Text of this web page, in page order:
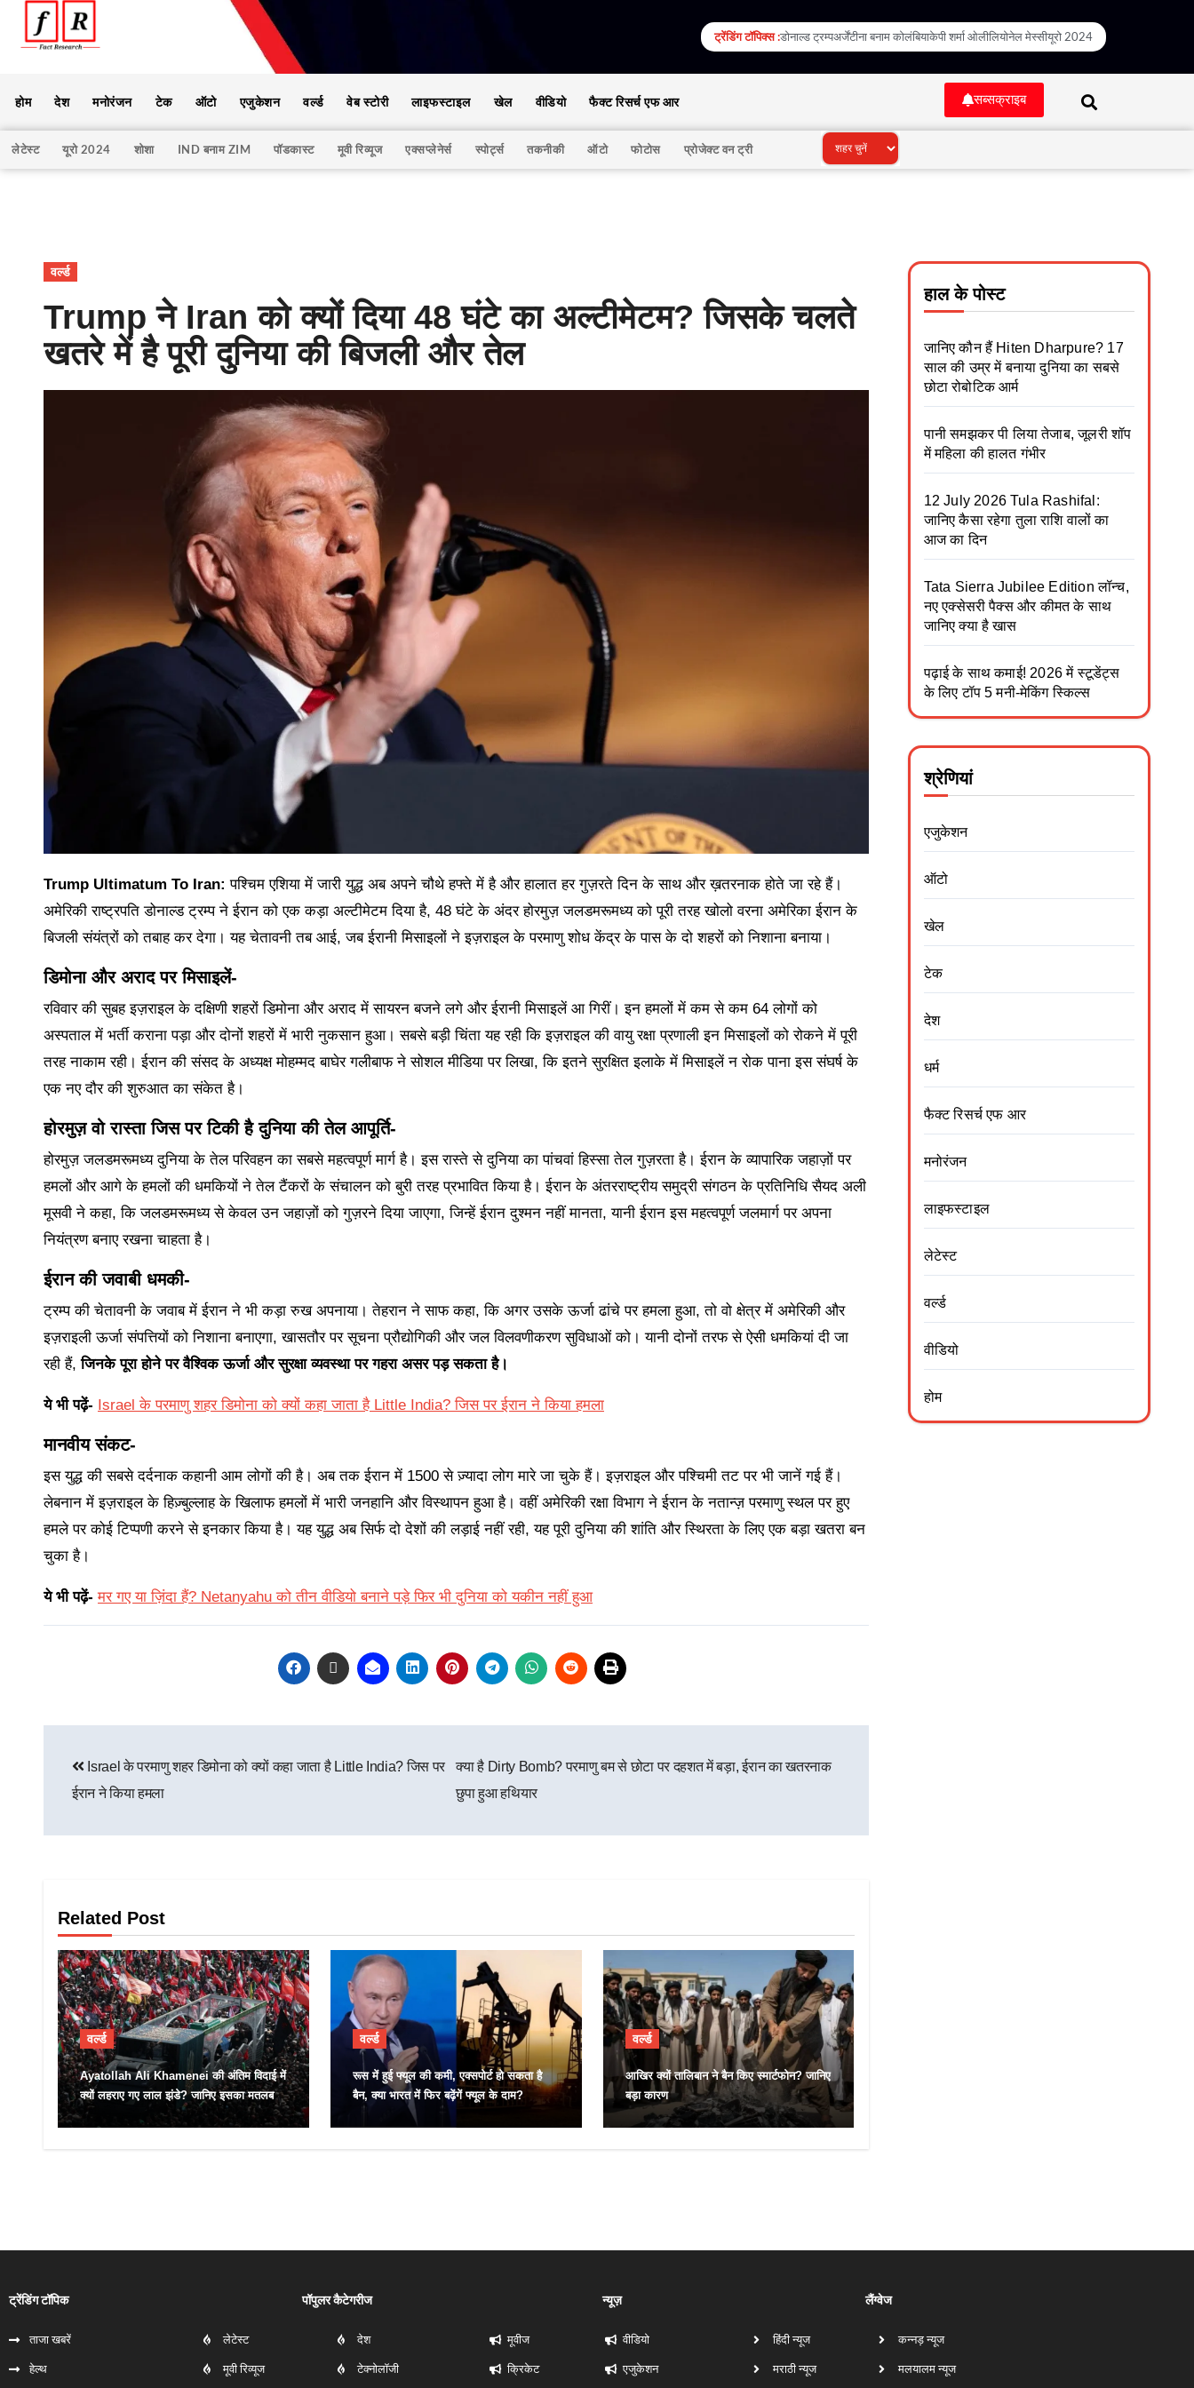
ट्रेंडिंग टॉपिक्स :डोनाल्ड ट्रम्पअर्जेंटीना बनाम कोलंबियाकेपी शर्मा ओलीलियोनेल मेस्सीयूरो 2024
होम देश मनोरंजन टेक ऑटो एजुकेशन वर्ल्ड वेब स्टोरी लाइफस्टाइल खेल वीडियो फैक्ट रिसर्च एफ आर सब्सक्राइब
लेटेस्ट यूरो 2024 शोशा IND बनाम ZIM पॉडकास्ट मूवी रिव्यूज एक्सप्लेनेर्स स्पोर्ट्स तकनीकी ऑटो फोटोस प्रोजेक्ट वन ट्री
वर्ल्ड
Trump ने Iran को क्यों दिया 48 घंटे का अल्टीमेटम? जिसके चलते
खतरे में है पूरी दुनिया की बिजली और तेल
Trump Ultimatum To Iran: पश्चिम एशिया में जारी युद्ध अब अपने चौथे हफ्ते में है और हालात हर गुज़रते दिन के साथ और ख़तरनाक होते जा रहे हैं।
अमेरिकी राष्ट्रपति डोनाल्ड ट्रम्प ने ईरान को एक कड़ा अल्टीमेटम दिया है, 48 घंटे के अंदर होरमुज़ जलडमरूमध्य को पूरी तरह खोलो वरना अमेरिका ईरान के
बिजली संयंत्रों को तबाह कर देगा। यह चेतावनी तब आई, जब ईरानी मिसाइलों ने इज़राइल के परमाणु शोध केंद्र के पास के दो शहरों को निशाना बनाया।
डिमोना और अराद पर मिसाइलें-
रविवार की सुबह इज़राइल के दक्षिणी शहरों डिमोना और अराद में सायरन बजने लगे और ईरानी मिसाइलें आ गिरीं। इन हमलों में कम से कम 64 लोगों को
अस्पताल में भर्ती कराना पड़ा और दोनों शहरों में भारी नुकसान हुआ। सबसे बड़ी चिंता यह रही कि इज़राइल की वायु रक्षा प्रणाली इन मिसाइलों को रोकने में पूरी
तरह नाकाम रही। ईरान की संसद के अध्यक्ष मोहम्मद बाघेर गलीबाफ ने सोशल मीडिया पर लिखा, कि इतने सुरक्षित इलाके में मिसाइलें न रोक पाना इस संघर्ष के
एक नए दौर की शुरुआत का संकेत है।
होरमुज़ वो रास्ता जिस पर टिकी है दुनिया की तेल आपूर्ति-
होरमुज़ जलडमरूमध्य दुनिया के तेल परिवहन का सबसे महत्वपूर्ण मार्ग है। इस रास्ते से दुनिया का पांचवां हिस्सा तेल गुज़रता है। ईरान के व्यापारिक जहाज़ों पर
हमलों और आगे के हमलों की धमकियों ने तेल टैंकरों के संचालन को बुरी तरह प्रभावित किया है। ईरान के अंतरराष्ट्रीय समुद्री संगठन के प्रतिनिधि सैयद अली
मूसवी ने कहा, कि जलडमरूमध्य से केवल उन जहाज़ों को गुज़रने दिया जाएगा, जिन्हें ईरान दुश्मन नहीं मानता, यानी ईरान इस महत्वपूर्ण जलमार्ग पर अपना
नियंत्रण बनाए रखना चाहता है।
ईरान की जवाबी धमकी-
ट्रम्प की चेतावनी के जवाब में ईरान ने भी कड़ा रुख अपनाया। तेहरान ने साफ कहा, कि अगर उसके ऊर्जा ढांचे पर हमला हुआ, तो वो क्षेत्र में अमेरिकी और
इज़राइली ऊर्जा संपत्तियों को निशाना बनाएगा, खासतौर पर सूचना प्रौद्योगिकी और जल विलवणीकरण सुविधाओं को। यानी दोनों तरफ से ऐसी धमकियां दी जा
रही हैं,जिनके पूरा होने पर वैश्विक ऊर्जा और सुरक्षा व्यवस्था पर गहरा असर पड़ सकता है।
ये भी पढ़ें- Israel के परमाणु शहर डिमोना को क्यों कहा जाता है Little India? जिस पर ईरान ने किया हमला
मानवीय संकट-
इस युद्ध की सबसे दर्दनाक कहानी आम लोगों की है। अब तक ईरान में 1500 से ज़्यादा लोग मारे जा चुके हैं। इज़राइल और पश्चिमी तट पर भी जानें गई हैं।
लेबनान में इज़राइल के हिज़्बुल्लाह के खिलाफ हमलों में भारी जनहानि और विस्थापन हुआ है। वहीं अमेरिकी रक्षा विभाग ने ईरान के नतान्ज़ परमाणु स्थल पर हुए
हमले पर कोई टिप्पणी करने से इनकार किया है। यह युद्ध अब सिर्फ दो देशों की लड़ाई नहीं रही, यह पूरी दुनिया की शांति और स्थिरता के लिए एक बड़ा खतरा बन
चुका है।
ये भी पढ़ें- मर गए या ज़िंदा हैं? Netanyahu को तीन वीडियो बनाने पड़े फिर भी दुनिया को यकीन नहीं हुआ
Israel के परमाणु शहर डिमोना को क्यों कहा जाता है Little India? जिस पर
ईरान ने किया हमला
क्या है Dirty Bomb? परमाणु बम से छोटा पर दहशत में बड़ा, ईरान का खतरनाक
छुपा हुआ हथियार
Related Post
वर्ल्ड
Ayatollah Ali Khamenei की अंतिम विदाई में
क्यों लहराए गए लाल झंडे? जानिए इसका मतलब
वर्ल्ड
रूस में हुई फ्यूल की कमी, एक्सपोर्ट हो सकता है
बैन, क्या भारत में फिर बढ़ेंगें फ्यूल के दाम?
वर्ल्ड
आखिर क्यों तालिबान ने बैन किए स्मार्टफोन? जानिए
बड़ा कारण
हाल के पोस्ट
जानिए कौन हैं Hiten Dharpure? 17
साल की उम्र में बनाया दुनिया का सबसे
छोटा रोबोटिक आर्म
पानी समझकर पी लिया तेजाब, जूलरी शॉप
में महिला की हालत गंभीर
12 July 2026 Tula Rashifal:
जानिए कैसा रहेगा तुला राशि वालों का
आज का दिन
Tata Sierra Jubilee Edition लॉन्च,
नए एक्सेसरी पैक्स और कीमत के साथ
जानिए क्या है खास
पढ़ाई के साथ कमाई! 2026 में स्टूडेंट्स
के लिए टॉप 5 मनी-मेकिंग स्किल्स
श्रेणियां
एजुकेशन
ऑटो
खेल
टेक
देश
धर्म
फैक्ट रिसर्च एफ आर
मनोरंजन
लाइफस्टाइल
लेटेस्ट
वर्ल्ड
वीडियो
होम
ट्रेंडिंग टॉपिक
ताजा खबरें
हेल्‍थ
पॉपुलर कैटेगरीज
लेटेस्ट
मूवी रिव्यूज
देश
टेक्नोलॉजी
न्यूज़
मूवीज
क्रिकेट
वीडियो
एजुकेशन
लैंग्वेज
हिंदी न्यूज
मराठी न्यूज
कन्नड़ न्यूज
मलयालम न्यूज